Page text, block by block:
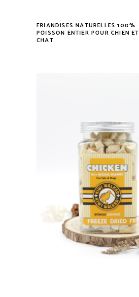
FRIANDISES NATURELLES 100%
POISSON ENTIER POUR CHIEN ET
CHAT